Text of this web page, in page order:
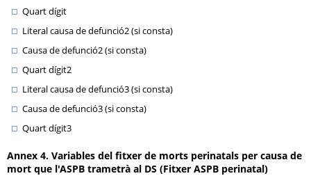
Quart dígit
Literal causa de defunció2 (si consta)
Causa de defunció2 (si consta)
Quart dígit2
Literal causa de defunció3 (si consta)
Causa de defunció3 (si consta)
Quart dígit3
Annex 4. Variables del fitxer de morts perinatals per causa de
mort que l'ASPB trametrà al DS (Fitxer ASPB perinatal)